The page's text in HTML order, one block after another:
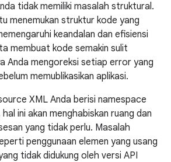
tidak memiliki masalah struktural.
menemukan struktur kode yang
keandalan dan efisiensi
membuat kode semakin sulit
Anda mengoreksi setiap error yang
memublikasikan aplikasi.
XML Anda berisi namespace
ini akan menghabiskan ruang dan
yang tidak perlu. Masalah
penggunaan elemen yang usang
tidak didukung oleh versi API